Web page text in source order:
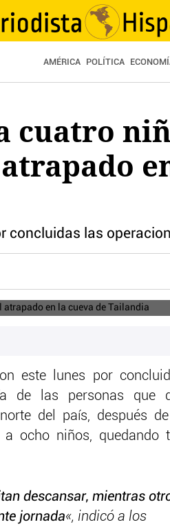
AMÉRICA POLÍTICA
cuatro
concluidas las
este lunes por
de las personas que
del país, después
ocho niños, quedando
descansar, mientras
jornada«, indicó a los